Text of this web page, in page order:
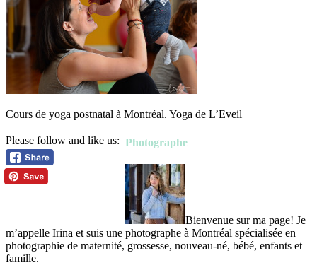
Cours de yoga postnatal à Montréal. Yoga de L’Eveil
Please follow and like us: Photographe
Bienvenue sur ma page! Je
m’appelle Irina et suis une photographe à Montréal spécialisée en
photographie de maternité, grossesse, nouveau-né, bébé, enfants et
famille.